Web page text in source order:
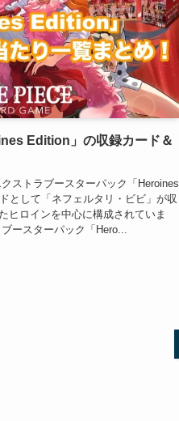
Edition」の収録カード＆
ストラブースターパック「Heroines
として「ネフェルタリ・ビビ」が収
ヒロインを中心に構成されていま
ースターパック「Hero...